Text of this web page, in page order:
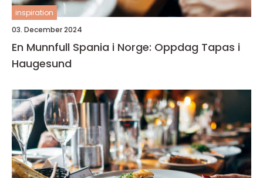
inspiration
03. December 2024
En Munnfull Spania i Norge: Oppdag Tapas i
Haugesund